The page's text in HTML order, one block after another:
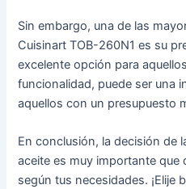
Sin embargo, una de las
Cuisinart TOB-260N1 es su
excelente opción para
funcionalidad, puede ser una
aquellos con un presupuesto
En conclusión, la decisión de
aceite es muy importante que
según tus necesidades. ¡Elije